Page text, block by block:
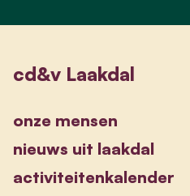
cd&v Laakdal
onze mensen
nieuws uit laakdal
activiteitenkalender